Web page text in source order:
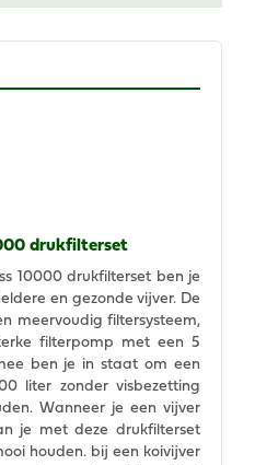
drukfilterset
10000 drukfilterset ben je
en gezonde vijver. De
meervoudig filtersysteem,
filterpomp met een 5
ben je in staat om een
liter zonder visbezetting
Wanneer je een vijver
je met deze drukfilterset
houden. bij een koivijver